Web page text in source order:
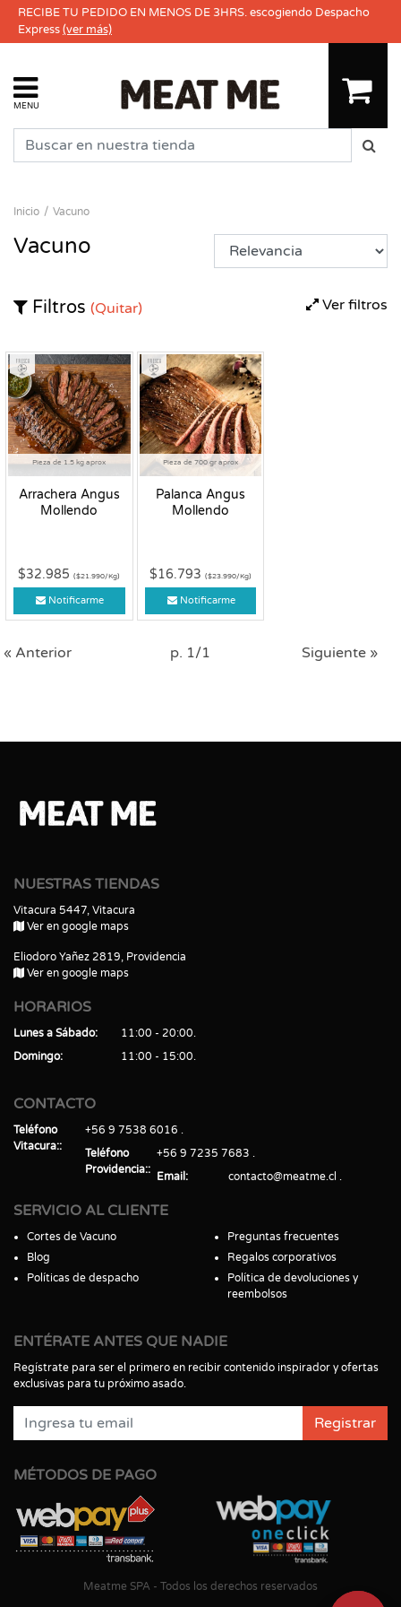
RECIBE TU PEDIDO EN MENOS DE 3HRS. escogiendo Despacho
Express(ver más)
MENU
Inicio Vacuno
Vacuno
Ver filtros
Filtros (Quitar)
Pieza de 1.5 kg aprox
Arrachera Angus
Mollendo
Fresco
$32.985($21.990/Kg)
Notificarme
Pieza de 700 gr aprox
Palanca Angus
Mollendo
Fresco
$16.793 ($23.990/Kg)
Notificarme
« Anterior p. 1/1 Siguiente »
NUESTRAS TIENDAS
Vitacura 5447, Vitacura
Ver en google maps
Eliodoro Yañez 2819, Providencia
Ver en google maps
HORARIOS
Lunes a Sábado
11:00 - 20:00
Domingo
11:00 - 15:00
CONTACTO
Teléfono
Vitacura:
+56 9 7538 6016
Teléfono
Providencia:
+56 9 7235 7683
Email
contacto@meatme.cl
SERVICIO AL CLIENTE
Cortes de Vacuno
Blog
Políticas de despacho
Preguntas frecuentes
Regalos corporativos
Política de devoluciones y
reembolsos
ENTÉRATE ANTES QUE NADIE
Regístrate para ser el primero en recibir contenido inspirador y ofertas
exclusivas para tu próximo asado.
Registrar
MÉTODOS DE PAGO
Meatme SPA - Todos los derechos reservados